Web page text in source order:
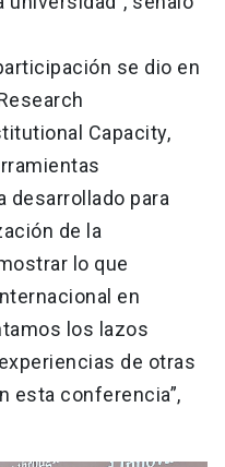
se dio en
Capacity,
desarrollado para
de la
lo que
en
los lazos
de otras
esta conferencia”,